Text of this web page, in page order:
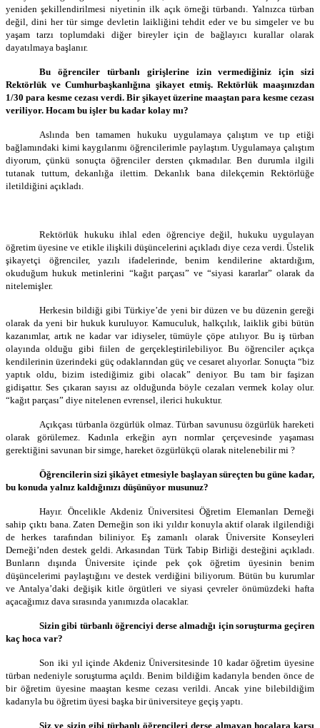
yeniden şekillendirilmesi niyetinin ilk açık örneği türbandı. Yalnızca türban
değil, dini her tür simge devletin laikliğini tehdit eder ve bu simgeler ve bu
yaşam tarzı toplumdaki diğer bireyler için de bağlayıcı kurallar olarak
dayatılmaya başlanır.
Bu öğrenciler türbanlı girişlerine izin vermediğiniz için sizi
Rektörlük ve Cumhurbaşkanlığına şikayet etmiş. Rektörlük maaşınızdan
1/30 para kesme cezası verdi. Bir şikayet üzerine maaştan para kesme cezası
veriliyor. Hocam bu işler bu kadar kolay mı?
Aslında ben tamamen hukuku uygulamaya çalıştım ve tıp etiği
bağlamındaki kimi kaygılarımı öğrencilerimle paylaştım. Uygulamaya çalıştım
diyorum, çünkü sonuçta öğrenciler dersten çıkmadılar. Ben durumla ilgili
tutanak tuttum, dekanlığa ilettim. Dekanlık bana dilekçemin Rektörlüğe
iletildiğini açıkladı.
Rektörlük hukuku ihlal eden öğrenciye değil, hukuku uygulayan
öğretim üyesine ve etikle ilişkili düşüncelerini açıkladı diye ceza verdi. Üstelik
şikayetçi öğrenciler, yazılı ifadelerinde, benim kendilerine aktardığım,
okuduğum hukuk metinlerini “kağıt parçası” ve “siyasi kararlar” olarak da
nitelemişler.
Herkesin bildiği gibi Türkiye’de yeni bir düzen ve bu düzenin gereği
olarak da yeni bir hukuk kuruluyor. Kamuculuk, halkçılık, laiklik gibi bütün
kazanımlar, artık ne kadar var idiyseler, tümüyle çöpe atılıyor. Bu iş türban
olayında olduğu gibi fiilen de gerçekleştirilebiliyor. Bu öğrenciler açıkça
kendilerinin üzerindeki güç odaklarından güç ve cesaret alıyorlar. Sonuçta “biz
yaptık oldu, bizim istediğimiz gibi olacak” deniyor. Bu tam bir faşizan
gidişattır. Ses çıkaran sayısı az olduğunda böyle cezaları vermek kolay olur.
“kağıt parçası” diye nitelenen evrensel, ilerici hukuktur.
Açıkçası türbanla özgürlük olmaz. Türban savunusu özgürlük hareketi
olarak görülemez. Kadınla erkeğin ayrı normlar çerçevesinde yaşaması
gerektiğini savunan bir simge, hareket özgürlükçü olarak nitelenebilir mi ?
Öğrencilerin sizi şikâyet etmesiyle başlayan süreçten bu güne kadar,
bu konuda yalnız kaldığınızı düşünüyor musunuz?
Hayır. Öncelikle Akdeniz Üniversitesi Öğretim Elemanları Derneği
sahip çıktı bana. Zaten Derneğin son iki yıldır konuyla aktif olarak ilgilendiği
de herkes tarafından biliniyor. Eş zamanlı olarak Üniversite Konseyleri
Derneği’nden destek geldi. Arkasından Türk Tabip Birliği desteğini açıkladı.
Bunların dışında Üniversite içinde pek çok öğretim üyesinin benim
düşüncelerimi paylaştığını ve destek verdiğini biliyorum. Bütün bu kurumlar
ve Antalya’daki değişik kitle örgütleri ve siyasi çevreler önümüzdeki hafta
açacağımız dava sırasında yanımızda olacaklar.
Sizin gibi türbanlı öğrenciyi derse almadığı için soruşturma geçiren
kaç hoca var?
Son iki yıl içinde Akdeniz Üniversitesinde 10 kadar öğretim üyesine
türban nedeniyle soruşturma açıldı. Benim bildiğim kadarıyla benden önce de
bir öğretim üyesine maaştan kesme cezası verildi. Ancak yine bilebildiğim
kadarıyla bu öğretim üyesi başka bir üniversiteye geçiş yaptı.
Siz ve sizin gibi türbanlı öğrencileri derse almayan hocalara karşı